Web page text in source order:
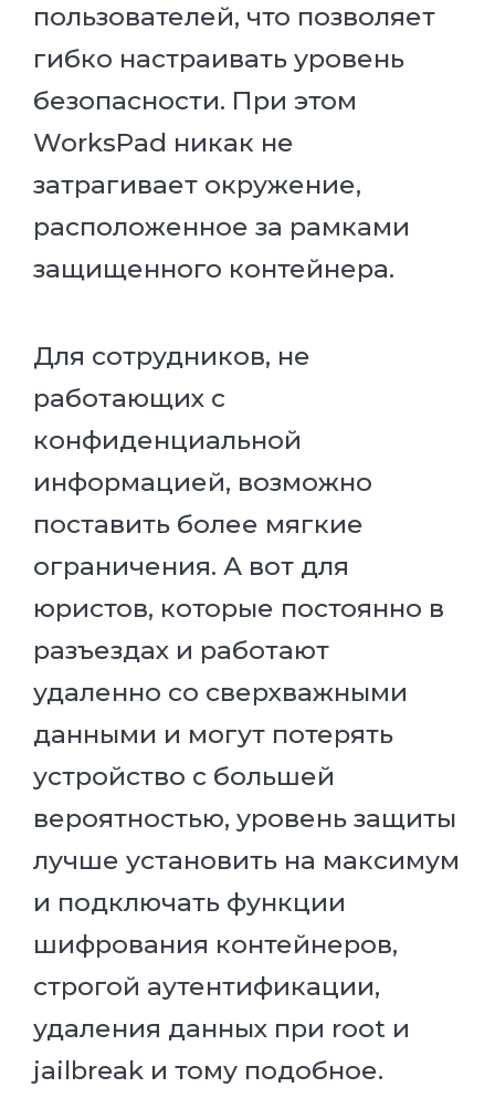
пользователей, что позволяет
гибко настраивать уровень
безопасности. При этом
WorksPad никак не
затрагивает окружение,
расположенное за рамками
защищенного контейнера.
Для сотрудников, не
работающих с
конфиденциальной
информацией, возможно
поставить более мягкие
ограничения. А вот для
юристов, которые постоянно в
разъездах и работают
удаленно со сверхважными
данными и могут потерять
устройство с большей
вероятностью, уровень защиты
лучше установить на максимум
и подключать функции
шифрования контейнеров,
строгой аутентификации,
удаления данных при root и
jailbreak и тому подобное.